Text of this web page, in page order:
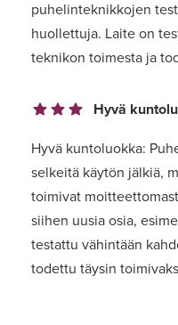
puhelinteknikkojen
huollettuja. Laite on
teknikon toimesta ja
Hyvä
Hyvä kuntoluokka:
selkeitä käytön jälkiä,
toimivat
siihen uusia osia,
testattu vähintään
todettu täysin